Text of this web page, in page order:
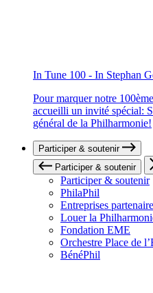
In Tune 100 - In Stephan
Pour marquer notre
accueilli un invité spécial:
général de la Philharmonie!
Participer & soutenir
Participer & soutenir
Participer & soutenir
PhilaPhil
Entreprises
Louer la
Fondation EME
Orchestre Place de
BénéPhil